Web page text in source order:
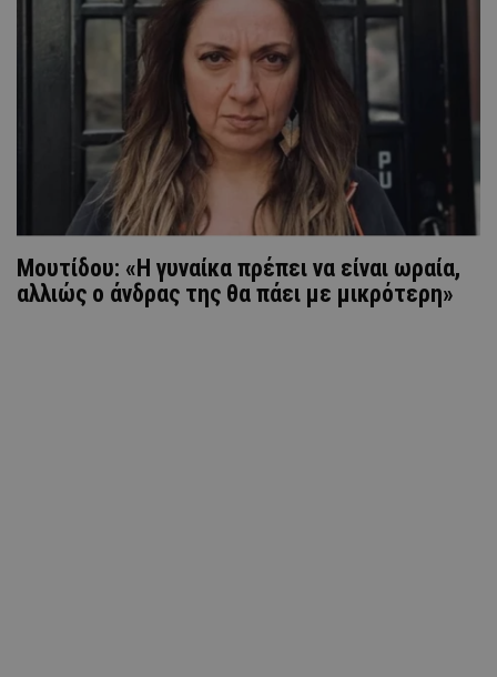
Μουτίδου: «Η γυναίκα πρέπει να είναι ωραία,
αλλιώς ο άνδρας της θα πάει με μικρότερη»